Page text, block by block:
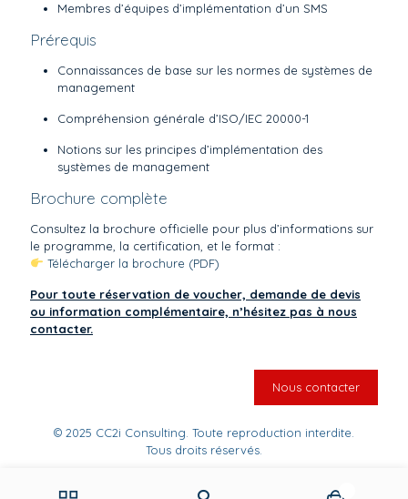
Membres d’équipes d’implémentation d’un SMS
Prérequis
Connaissances de base sur les normes de systèmes de
management
Compréhension générale d’ISO/IEC 20000-1
Notions sur les principes d’implémentation des
systèmes de management
Brochure complète
Consultez la brochure officielle pour plus d’informations sur
le programme, la certification, et le format :
Télécharger la brochure (PDF)
Pour toute réservation de voucher, demande de devis
ou information complémentaire, n’hésitez pas à nous
contacter.
Nous contacter
© 2025 CC2i Consulting. Toute reproduction interdite.
Tous droits réservés.